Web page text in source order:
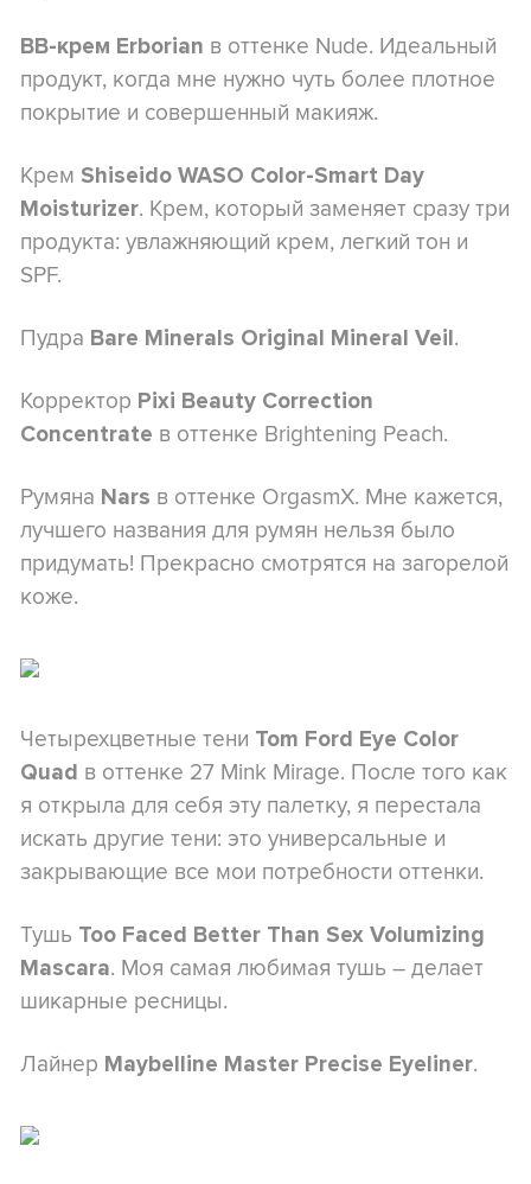
BB-крем Erborian в оттенке Nude. Идеальный
продукт, когда мне нужно чуть более плотное
покрытие и совершенный макияж.
Крем Shiseido WASO Color-Smart Day
Moisturizer. Крем, который заменяет сразу три
продукта: увлажняющий крем, легкий тон и
SPF.
Пудра Bare Minerals Original Mineral Veil.
Корректор Pixi Beauty Correction
Concentrate в оттенке Brightening Peach.
Румяна Nars в оттенке OrgasmX. Мне кажется,
лучшего названия для румян нельзя было
придумать! Прекрасно смотрятся на загорелой
коже.
Четырехцветные тени Tom Ford Eye Color
Quad в оттенке 27 Mink Mirage. После того как
я открыла для себя эту палетку, я перестала
искать другие тени: это универсальные и
закрывающие все мои потребности оттенки.
Тушь Too Faced Better Than Sex Volumizing
Mascara. Моя самая любимая тушь – делает
шикарные ресницы.
Лайнер Maybelline Master Precise Eyeliner.